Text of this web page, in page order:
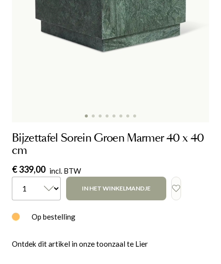
Bijzettafel Sorein Groen Marmer 40 x 40
cm
€ 339,00 incl. BTW
IN HET WINKELMANDJE
Op bestelling
Ontdek dit artikel in onze toonzaal te Lier